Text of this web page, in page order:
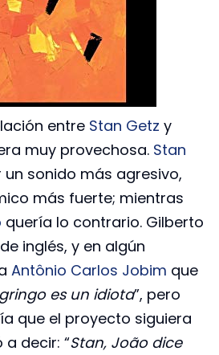
entre Stan Getz y
muy provechosa. Stan
sonido más agresivo,
más fuerte; mientras
quería lo contrario. Gilberto
inglés, y en algún
Antônio Carlos Jobim que
es un idiota”, pero
que el proyecto siguiera
decir: “Stan, João dice